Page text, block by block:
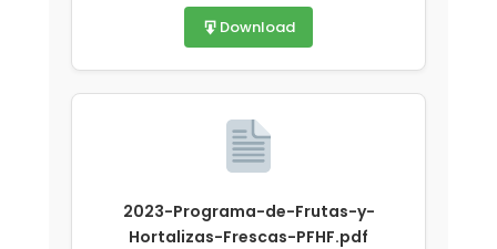
Download
2023-Programa-de-Frutas-y-
Hortalizas-Frescas-PFHF.pdf